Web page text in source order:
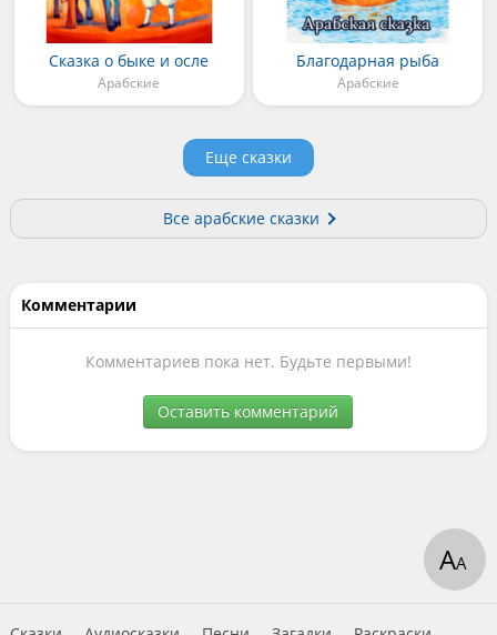
Сказка о быке и осле
Арабские
Благодарная рыба
Арабские
Еще сказки
Все арабские сказки
Комментарии
Комментариев пока нет. Будьте первыми!
Оставить комментарий
АА